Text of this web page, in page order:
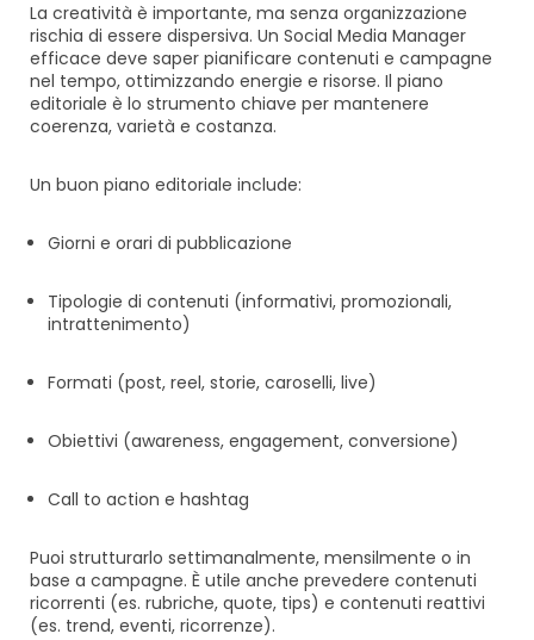
La creatività è importante, ma senza organizzazione
rischia di essere dispersiva. Un Social Media Manager
efficace deve saper pianificare contenuti e campagne
nel tempo, ottimizzando energie e risorse. Il piano
editoriale è lo strumento chiave per mantenere
coerenza, varietà e costanza.
Un buon piano editoriale include:
Giorni e orari di pubblicazione
Tipologie di contenuti (informativi, promozionali,
intrattenimento)
Formati (post, reel, storie, caroselli, live)
Obiettivi (awareness, engagement, conversione)
Call to action e hashtag
Puoi strutturarlo settimanalmente, mensilmente o in
base a campagne. È utile anche prevedere contenuti
ricorrenti (es. rubriche, quote, tips) e contenuti reattivi
(es. trend, eventi, ricorrenze).